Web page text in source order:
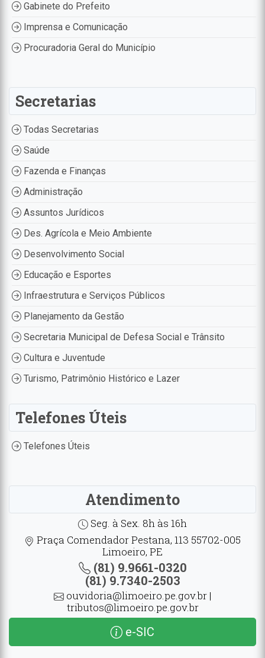
Gabinete do Prefeito
Imprensa e Comunicação
Procuradoria Geral do Município
Secretarias
Todas Secretarias
Saúde
Fazenda e Finanças
Administração
Assuntos Jurídicos
Des. Agrícola e Meio Ambiente
Desenvolvimento Social
Educação e Esportes
Infraestrutura e Serviços Públicos
Planejamento da Gestão
Secretaria Municipal de Defesa Social e Trânsito
Cultura e Juventude
Turismo, Patrimônio Histórico e Lazer
Telefones Úteis
Telefones Úteis
Atendimento
Seg. à Sex. 8h às 16h
Praça Comendador Pestana, 113 55702-005
Limoeiro, PE
(81) 9.9661-0320
(81) 9.7340-2503
ouvidoria@limoeiro.pe.gov.br |
tributos@limoeiro.pe.gov.br
e-SIC